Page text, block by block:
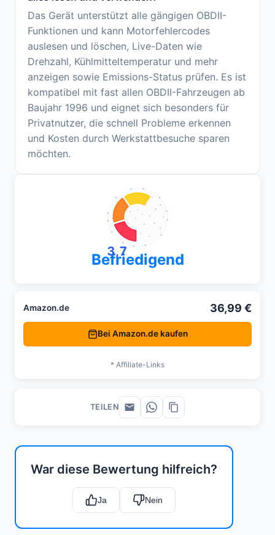
Das Gerät unterstützt alle gängigen OBDII-
Funktionen und kann Motorfehlercodes
auslesen und löschen, Live-Daten wie
Drehzahl, Kühlmitteltemperatur und mehr
anzeigen sowie Emissions-Status prüfen. Es ist
kompatibel mit fast allen OBDII-Fahrzeugen ab
Baujahr 1996 und eignet sich besonders für
Privatnutzer, die schnell Probleme erkennen
und Kosten durch Werkstattbesuche sparen
möchten.
War diese Bewertung hilfreich?
Ja Nein
3,7
Befriedigend
Amazon.de 36,99 €
Bei Amazon.de kaufen
* Affiliate-Links
TEILEN